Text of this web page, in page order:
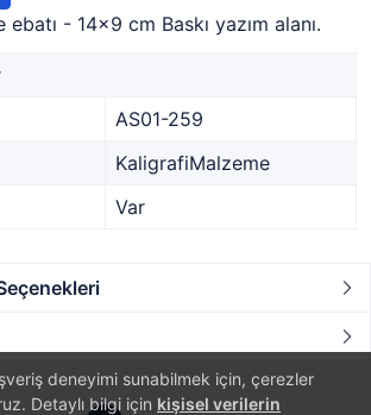
deneyimi sunabilmek için, çerezler
Detaylı bilgi için kişisel verilerin
- 14x9 cm Baskı yazım alanı.
AS01-259
KaligrafiMalzeme
Var